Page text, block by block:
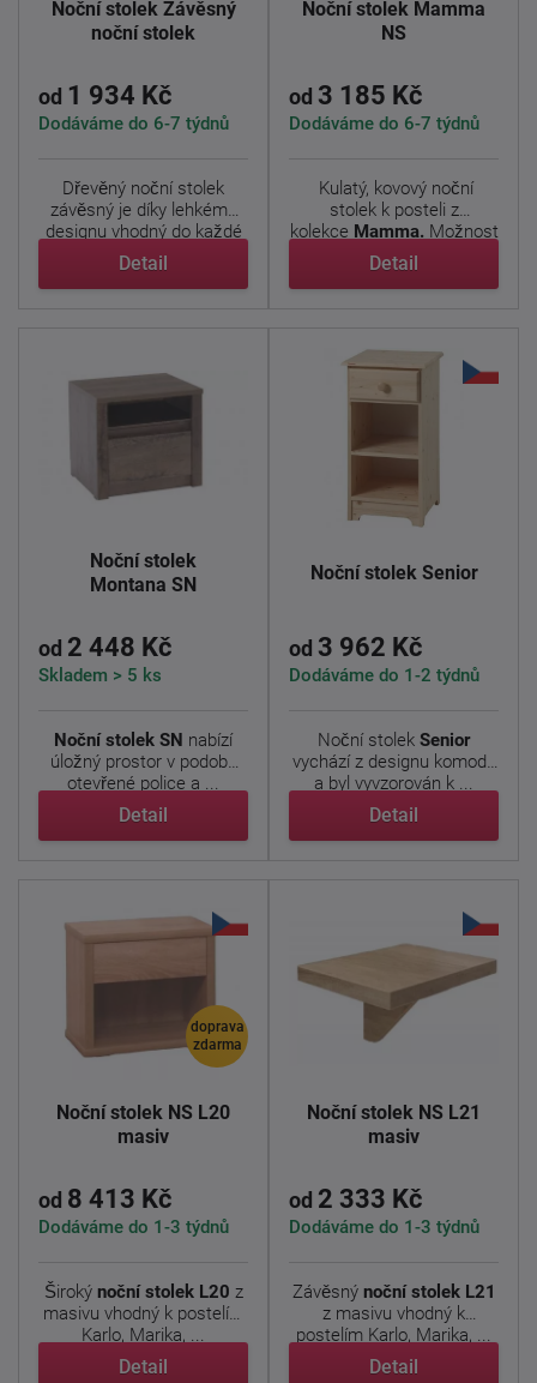
Noční stolek Závěsný
noční stolek
od 1 934 Kč
Dodáváme do 6-7 týdnů
Dřevěný noční stolek
závěsný je díky lehkému
designu vhodný do každé
...
Detail
Noční stolek Mamma
NS
od 3 185 Kč
Dodáváme do 6-7 týdnů
Kulatý, kovový noční
stolek k posteli z
kolekce Mamma. Možnost
obou ...
Detail
Noční stolek
Montana SN
od 2 448 Kč
Skladem > 5 ks
Noční stolek SN nabízí
úložný prostor v podobě
otevřené police a ...
Detail
Noční stolek Senior
od 3 962 Kč
Dodáváme do 1-2 týdnů
Noční stolek Senior
vychází z designu komody
a byl vyvzorován k ...
Detail
doprava
zdarma
Noční stolek NS L20
masiv
od 8 413 Kč
Dodáváme do 1-3 týdnů
Širokýnoční stolek L20 z
masivu vhodný k postelím
Karlo, Marika, ...
Detail
Noční stolek NS L21
masiv
od 2 333 Kč
Dodáváme do 1-3 týdnů
Závěsnýnoční stolek L21
z masivu vhodný k
postelím Karlo, Marika, ...
Detail